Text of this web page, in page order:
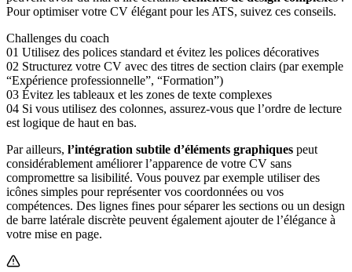
Pour optimiser votre CV élégant pour les ATS, suivez ces conseils.
Challenges du coach
01 Utilisez des polices standard et évitez les polices décoratives
02 Structurez votre CV avec des titres de section clairs (par exemple
“Expérience professionnelle”, “Formation”)
03 Évitez les tableaux et les zones de texte complexes
04 Si vous utilisez des colonnes, assurez-vous que l’ordre de lecture
est logique de haut en bas.
Par ailleurs, l’intégration subtile d’éléments graphiques peut
considérablement améliorer l’apparence de votre CV sans
compromettre sa lisibilité. Vous pouvez par exemple utiliser des
icônes simples pour représenter vos coordonnées ou vos
compétences. Des lignes fines pour séparer les sections ou un design
de barre latérale discrète peuvent également ajouter de l’élégance à
votre mise en page.